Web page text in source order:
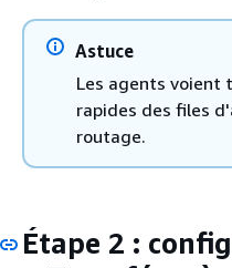
Astuce
Les agents voient
rapides des files
routage.
Étape 2 :